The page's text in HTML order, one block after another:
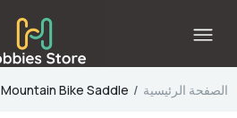
الصفحة الرئيسية Mountain Bike Saddle